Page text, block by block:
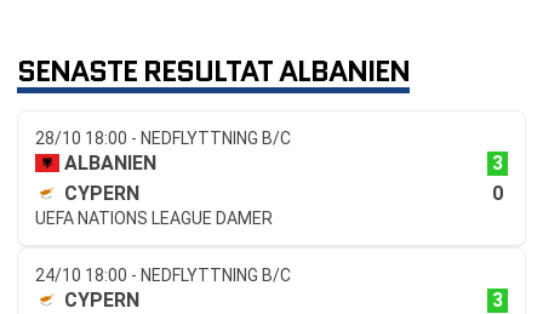
SENASTE RESULTAT ALBANIEN
28/10 18:00 - NEDFLYTTNING B/C
ALBANIEN
3
CYPERN
0
UEFA NATIONS LEAGUE DAMER
24/10 18:00 - NEDFLYTTNING B/C
CYPERN
3